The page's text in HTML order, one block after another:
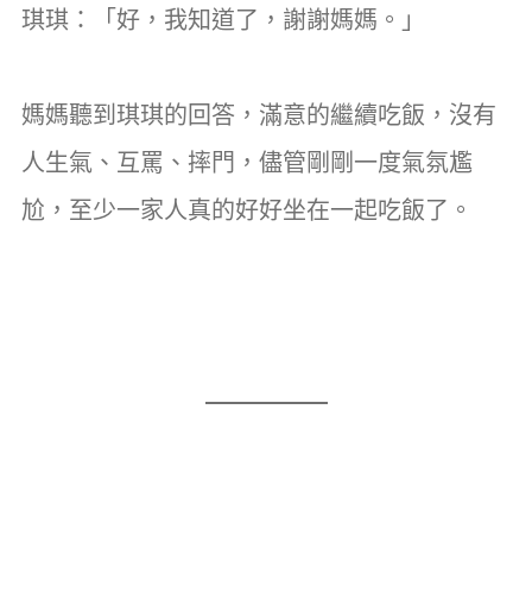
琪琪：「好，我知道了，謝謝媽媽。」
媽媽聽到琪琪的回答，滿意的繼續吃飯，沒有
人生氣、互罵、摔門，儘管剛剛一度氣氛尷
尬，至少一家人真的好好坐在一起吃飯了。